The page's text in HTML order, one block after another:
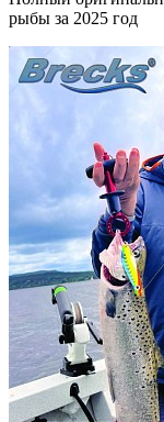
рыбы за 2025 год